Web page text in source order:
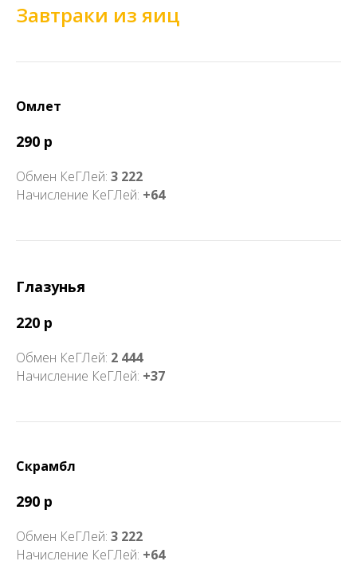
Завтраки из яиц
Омлет
290 р
Обмен КеГЛей: 3 222
Начисление КеГЛей: +64
Глазунья
220 р
Обмен КеГЛей: 2 444
Начисление КеГЛей: +37
Скрамбл
290 р
Обмен КеГЛей: 3 222
Начисление КеГЛей: +64